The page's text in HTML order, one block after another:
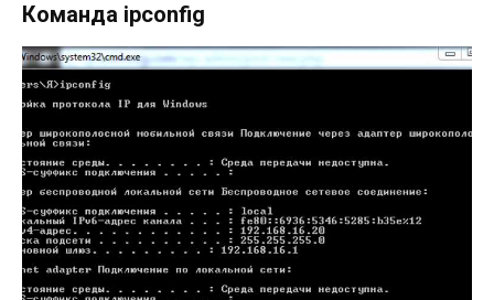
Команда ipconfig